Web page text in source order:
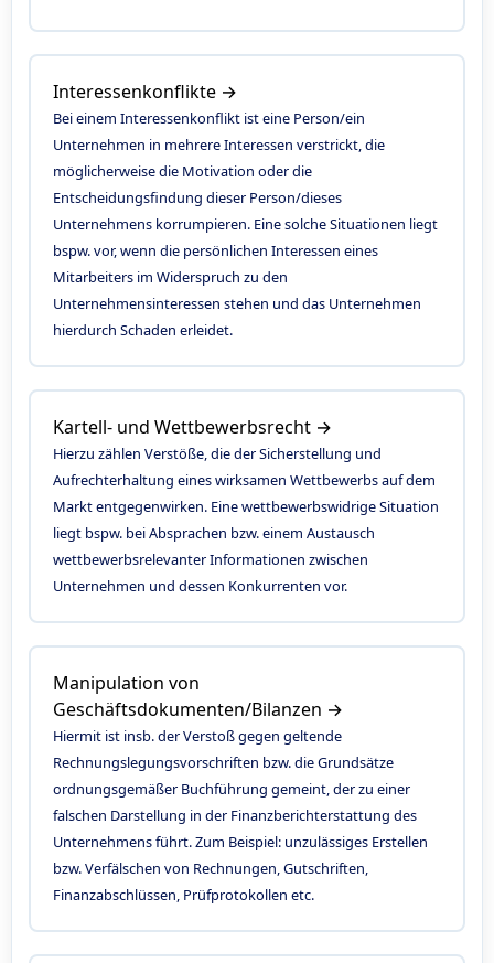
Interessenkonflikte →
Bei einem Interessenkonflikt ist eine Person/ein
Unternehmen in mehrere Interessen verstrickt, die
möglicherweise die Motivation oder die
Entscheidungsfindung dieser Person/dieses
Unternehmens korrumpieren. Eine solche Situationen liegt
bspw. vor, wenn die persönlichen Interessen eines
Mitarbeiters im Widerspruch zu den
Unternehmensinteressen stehen und das Unternehmen
hierdurch Schaden erleidet.
Kartell- und Wettbewerbsrecht →
Hierzu zählen Verstöße, die der Sicherstellung und
Aufrechterhaltung eines wirksamen Wettbewerbs auf dem
Markt entgegenwirken. Eine wettbewerbswidrige Situation
liegt bspw. bei Absprachen bzw. einem Austausch
wettbewerbsrelevanter Informationen zwischen
Unternehmen und dessen Konkurrenten vor.
Manipulation von
Geschäftsdokumenten/Bilanzen →
Hiermit ist insb. der Verstoß gegen geltende
Rechnungslegungsvorschriften bzw. die Grundsätze
ordnungsgemäßer Buchführung gemeint, der zu einer
falschen Darstellung in der Finanzberichterstattung des
Unternehmens führt. Zum Beispiel: unzulässiges Erstellen
bzw. Verfälschen von Rechnungen, Gutschriften,
Finanzabschlüssen, Prüfprotokollen etc.